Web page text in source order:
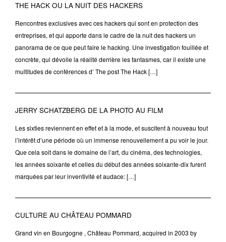
THE HACK OU LA NUIT DES HACKERS
Rencontres exclusives avec ces hackers qui sont en protection des
entreprises, et qui apporte dans le cadre de la nuit des hackers un
panorama de ce que peut faire le hacking. Une investigation fouillée et
concrète, qui dévoile la réalité derrière les fantasmes, car il existe une
multitudes de conférences d’ The post The Hack […]
JERRY SCHATZBERG DE LA PHOTO AU FILM
Les sixties reviennent en effet et à la mode, et suscitent à nouveau tout
l’intérêt d’une période où un immense renouvellement a pu voir le jour.
Que cela soit dans le domaine de l’art, du cinéma, des technologies,
les années soixante et celles du début des années soixante-dix furent
marquées par leur inventivité et audace: […]
CULTURE AU CHÂTEAU POMMARD
Grand vin en Bourgogne , Château Pommard, acquired in 2003 by